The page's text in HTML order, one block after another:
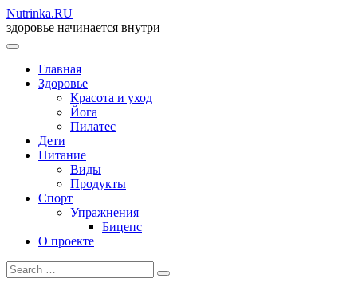
Nutrinka.RU
здоровье начинается внутри
Главная
Здоровье
Красота и уход
Йога
Пилатес
Дети
Питание
Виды
Продукты
Спорт
Упражнения
Бицепс
О проекте